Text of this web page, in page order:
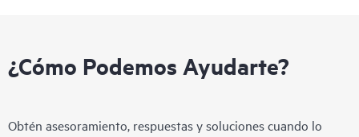
¿Cómo Podemos Ayudarte?
Obtén asesoramiento, respuestas y soluciones cuando lo